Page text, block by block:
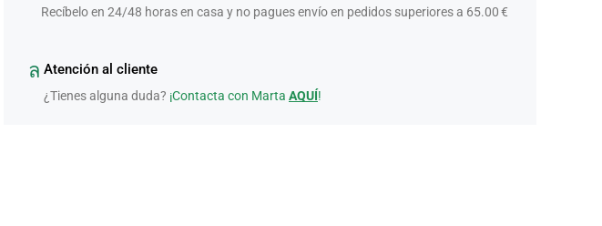
Recíbelo en 24/48 horas en casa y no pagues envío en pedidos superiores a 65.00 €
Atención al cliente
¿Tienes alguna duda? ¡Contacta con Marta AQUÍ!